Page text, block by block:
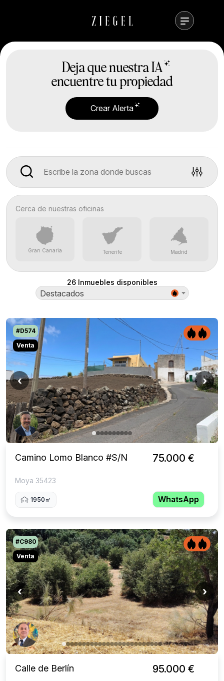
Deja que nuestraIA
encuentre tu propiedad
Crear Alerta
Cerca de nuestras oficinas
Gran Canaria Tenerife Madrid
26Inmuebles disponibles
Destacados
‹ ›
#D574
Venta
Camino Lomo Blanco #S/N
Moya 35423
1950㎡
75.000 €
WhatsApp
‹ ›
#C980
Venta
Calle de Berlín 95.000 €